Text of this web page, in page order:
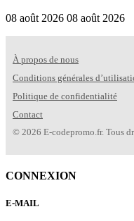
08 août 2026 08 août 2026
À propos de nous
Conditions générales
Politique de confidentialité
Contact
© 2026 E-codepromo.fr. Tous
CONNEXION
E-MAIL